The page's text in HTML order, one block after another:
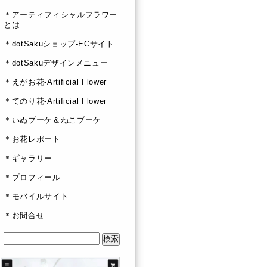
＊アーティフィシャルフラワー
とは
＊dotSakuショップ-ECサイト
＊dotSakuデザインメニュー
＊えがお花-Artificial Flower
＊てのり花-Artificial Flower
＊いぬブーケ＆ねこブーケ
＊お花レポート
＊ギャラリー
＊プロフィール
＊モバイルサイト
＊お問合せ